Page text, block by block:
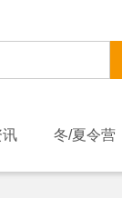
讯 冬/夏令营